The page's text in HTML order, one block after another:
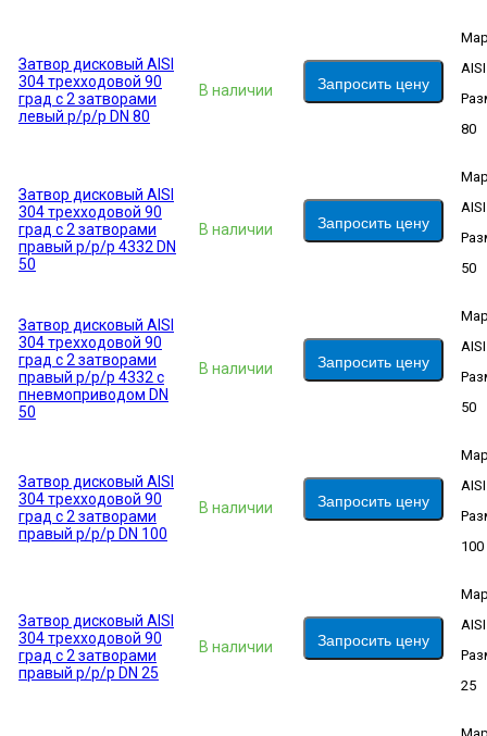
Затвор дисковый AISI
304 трехходовой 90
град с 2 затворами
левый р/р/р DN 80
В наличии Запросить цену
80
Затвор дисковый AISI
304 трехходовой 90
град с 2 затворами
правый р/р/р 4332 DN
50
В наличии Запросить цену
50
Затвор дисковый AISI
304 трехходовой 90
град с 2 затворами
правый р/р/р 4332 с
пневмоприводом DN
50
В наличии Запросить цену
50
Затвор дисковый AISI
304 трехходовой 90
град с 2 затворами
правый р/р/р DN 100
В наличии Запросить цену
100
Затвор дисковый AISI
304 трехходовой 90
град с 2 затворами
правый р/р/р DN 25
В наличии Запросить цену
25